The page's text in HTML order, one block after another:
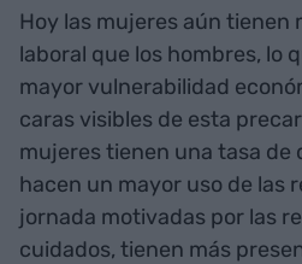
Hoy las mujeres aún tienen
laboral que los hombres, lo
mayor vulnerabilidad
caras visibles de esta
mujeres tienen una tasa de
hacen un mayor uso de las
jornada motivadas por las
cuidados, tienen más